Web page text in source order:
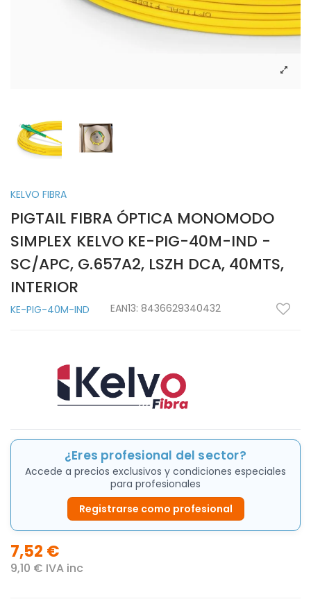
KELVO FIBRA
PIGTAIL FIBRA ÓPTICA MONOMODO
SIMPLEX KELVO KE-PIG-40M-IND -
SC/APC, G.657A2, LSZH DCA, 40MTS,
INTERIOR
KE-PIG-40M-IND EAN13: 8436629340432
¿Eres profesional del sector?
Accede a precios exclusivos y condiciones especiales
para profesionales
Registrarse como profesional
7,52 €
9,10 € IVA inc